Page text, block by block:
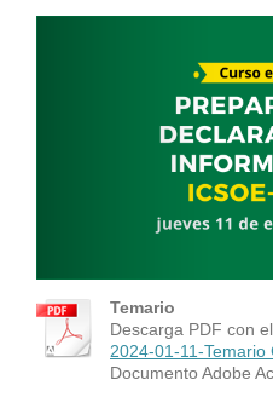
Temario
Descarga PDF con
2024-01-11-
Documento Adobe